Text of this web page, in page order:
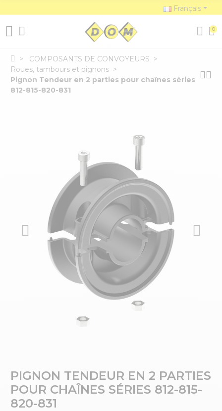
Français
0
COMPOSANTS DE CONVOYEURS
Roues, tambours et pignons
Pignon Tendeur en 2 parties pour chaînes séries
812-815-820-831
PIGNON TENDEUR EN 2 PARTIES
POUR CHAÎNES SÉRIES 812-815-
820-831